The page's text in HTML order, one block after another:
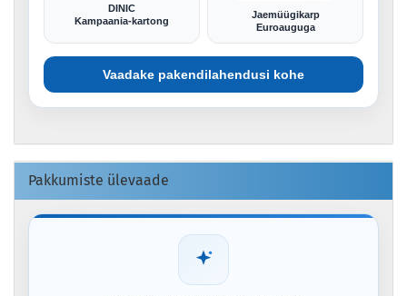
DINIC
Kampaania-kartong
Jaemüügikarp
Euroauguga
Vaadake pakendilahendusi kohe
Pakkumiste ülevaade